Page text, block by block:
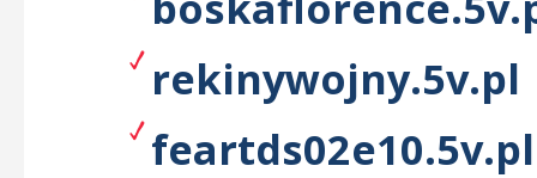
rekinywojny.5v.pl
feartds02e10.5v.pl